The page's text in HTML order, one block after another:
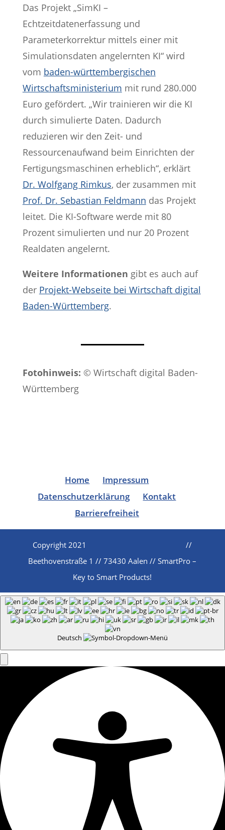
Das Projekt „SimKI –
Echtzeitdatenerfassung und
Parameterkorrektur mittels einer mit
Simulationsdaten angelernten KI“ wird
vom baden-württembergischen
Wirtschaftsministerium mit rund 280.000
Euro gefördert. „Wir trainieren wir die KI
durch simulierte Daten. Dadurch
reduzieren wir den Zeit- und
Ressourcenaufwand beim Einrichten der
Fertigungsmaschinen erheblich“, erklärt
Dr. Wolfgang Rimkus, der zusammen mit
Prof. Dr. Sebastian Feldmann das Projekt
leitet. Die KI-Software werde mit 80
Prozent simulierten und nur 20 Prozent
Realdaten angelernt.
Weitere Informationen gibt es auch auf
der Projekt-Webseite bei Wirtschaft digital
Baden-Württemberg.
Fotohinweis: © Wirtschaft digital Baden-
Württemberg
Home
Impressum
Datenschutzerklärung
Kontakt
Barrierefreiheit
Copyright 2021
//
Beethovenstraße 1 // 73430 Aalen // SmartPro –
Key to Smart Products!
Deutsch